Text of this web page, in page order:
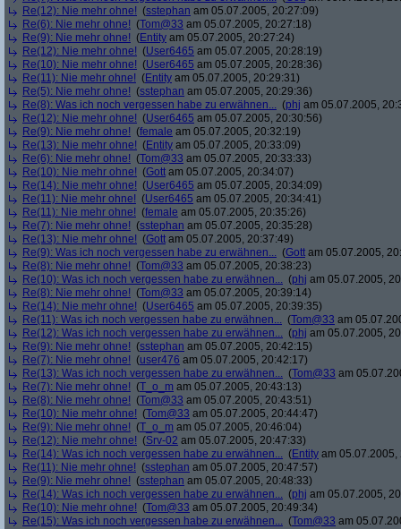
Re(12): Nie mehr ohne! (sstephan am 05.07.2005, 20:27:09)
Re(6): Nie mehr ohne! (Tom@33 am 05.07.2005, 20:27:18)
Re(9): Nie mehr ohne! (Entity am 05.07.2005, 20:27:24)
Re(12): Nie mehr ohne! (User6465 am 05.07.2005, 20:28:19)
Re(10): Nie mehr ohne! (User6465 am 05.07.2005, 20:28:36)
Re(11): Nie mehr ohne! (Entity am 05.07.2005, 20:29:31)
Re(5): Nie mehr ohne! (sstephan am 05.07.2005, 20:29:36)
Re(8): Was ich noch vergessen habe zu erwähnen... (phj am 05.07.2005,
Re(12): Nie mehr ohne! (User6465 am 05.07.2005, 20:30:56)
Re(9): Nie mehr ohne! (female am 05.07.2005, 20:32:19)
Re(13): Nie mehr ohne! (Entity am 05.07.2005, 20:33:09)
Re(6): Nie mehr ohne! (Tom@33 am 05.07.2005, 20:33:33)
Re(10): Nie mehr ohne! (Gott am 05.07.2005, 20:34:07)
Re(14): Nie mehr ohne! (User6465 am 05.07.2005, 20:34:09)
Re(11): Nie mehr ohne! (User6465 am 05.07.2005, 20:34:41)
Re(11): Nie mehr ohne! (female am 05.07.2005, 20:35:26)
Re(7): Nie mehr ohne! (sstephan am 05.07.2005, 20:35:28)
Re(13): Nie mehr ohne! (Gott am 05.07.2005, 20:37:49)
Re(9): Was ich noch vergessen habe zu erwähnen... (Gott am 05.07.2005,
Re(8): Nie mehr ohne! (Tom@33 am 05.07.2005, 20:38:23)
Re(10): Was ich noch vergessen habe zu erwähnen... (phj am 05.07.2005,
Re(8): Nie mehr ohne! (Tom@33 am 05.07.2005, 20:39:14)
Re(14): Nie mehr ohne! (User6465 am 05.07.2005, 20:39:35)
Re(11): Was ich noch vergessen habe zu erwähnen... (Tom@33 am
Re(12): Was ich noch vergessen habe zu erwähnen... (phj am 05.07.2005,
Re(9): Nie mehr ohne! (sstephan am 05.07.2005, 20:42:15)
Re(7): Nie mehr ohne! (user476 am 05.07.2005, 20:42:17)
Re(13): Was ich noch vergessen habe zu erwähnen... (Tom@33 am
Re(7): Nie mehr ohne! (T_o_m am 05.07.2005, 20:43:13)
Re(8): Nie mehr ohne! (Tom@33 am 05.07.2005, 20:43:51)
Re(10): Nie mehr ohne! (Tom@33 am 05.07.2005, 20:44:47)
Re(9): Nie mehr ohne! (T_o_m am 05.07.2005, 20:46:04)
Re(12): Nie mehr ohne! (Srv-02 am 05.07.2005, 20:47:33)
Re(14): Was ich noch vergessen habe zu erwähnen... (Entity am 05.07.2005,
Re(11): Nie mehr ohne! (sstephan am 05.07.2005, 20:47:57)
Re(9): Nie mehr ohne! (sstephan am 05.07.2005, 20:48:33)
Re(14): Was ich noch vergessen habe zu erwähnen... (phj am 05.07.2005,
Re(10): Nie mehr ohne! (Tom@33 am 05.07.2005, 20:49:34)
Re(15): Was ich noch vergessen habe zu erwähnen... (Tom@33 am